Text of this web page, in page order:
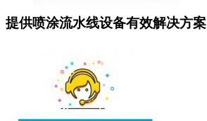
提供喷涂流水线设备有效解决方案